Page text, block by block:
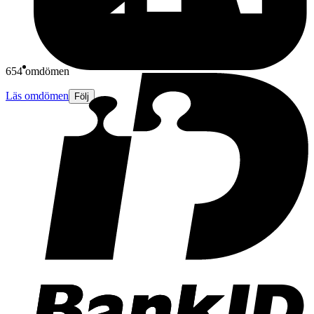
654 omdömen
Läs omdömen Följ